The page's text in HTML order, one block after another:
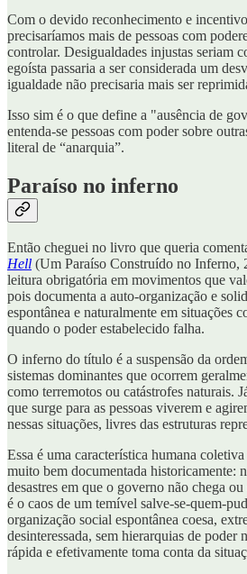
Com o devido reconhecimento e
precisaríamos mais de pessoas com
controlar. Desigualdades injustas seriam
egoísta passaria a ser considerada um
igualdade não precisaria mais ser
Isso sim é o que define a "ausência de
entenda-se pessoas com poder sobre
literal de “anarquia”.
Paraíso no inferno
Então cheguei no livro que queria
Hell (Um Paraíso Construído no Inferno,
leitura obrigatória em movimentos que
pois documenta a auto-organização e
espontânea e naturalmente em situações
quando o poder estabelecido falha.
O inferno do título é a suspensão da
sistemas dominantes que ocorrem
como terremotos ou catástrofes naturais.
que surge para as pessoas viverem e
nessas situações, livres das estruturas
Essa é uma característica humana
muito bem documentada historicamente:
desastres em que o governo não chega
é o caos de um temível salve-se-quem-
organização social espontânea coesa,
desinteressada, sem hierarquias de poder
rápida e efetivamente toma conta da